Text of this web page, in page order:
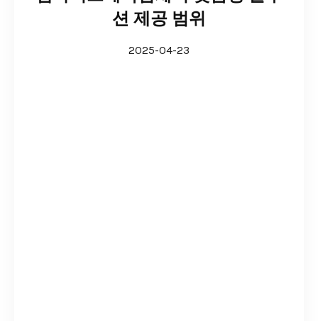
션 제공 범위
2025-04-23